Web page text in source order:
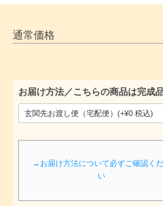
通常価格
お届け方法／こちらの商品は完成
→お届け方法について必ずご確認く
い